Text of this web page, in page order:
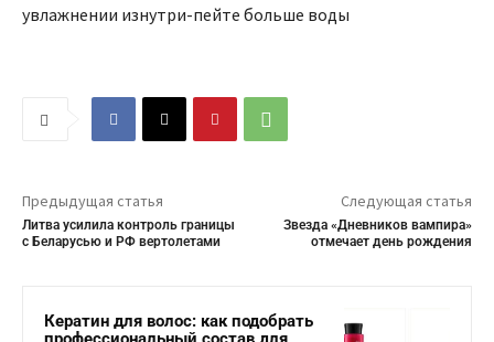
увлажнении изнутри-пейте больше воды
Предыдущая статья
Литва усилила контроль границы
с Беларусью и РФ вертолетами
Следующая статья
Звезда «Дневников вампира»
отмечает день рождения
Кератин для волос: как подобрать